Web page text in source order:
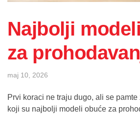
Najbolji
za
maj 10, 2026
Prvi koraci ne traju dugo, ali se
koji su najbolji modeli obuće za